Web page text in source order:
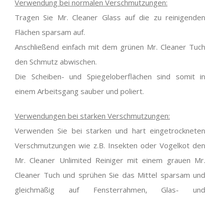
Verwendung bei normalen Verschmutzungen:
Tragen Sie Mr. Cleaner Glass auf die zu reinigenden
Flächen sparsam auf.
Anschließend einfach mit dem grünen Mr. Cleaner Tuch
den Schmutz abwischen.
Die Scheiben- und Spiegeloberflächen sind somit in
einem Arbeitsgang sauber und poliert.
Verwendungen bei starken Verschmutzungen:
Verwenden Sie bei starken und hart eingetrockneten
Verschmutzungen wie z.B. Insekten oder Vogelkot den
Mr. Cleaner Unlimited Reiniger mit einem grauen Mr.
Cleaner Tuch und sprühen Sie das Mittel sparsam und
gleichmäßig auf Fensterrahmen, Glas- und